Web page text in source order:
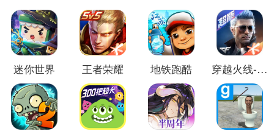
迷你世界 王者荣耀 地铁跑酷 穿越火线-枪战王者